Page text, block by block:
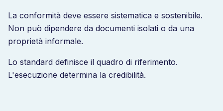
La conformità deve essere sistematica e sostenibile.
Non può dipendere da documenti isolati o da una
proprietà informale.
Lo standard definisce il quadro di riferimento.
L'esecuzione determina la credibilità.